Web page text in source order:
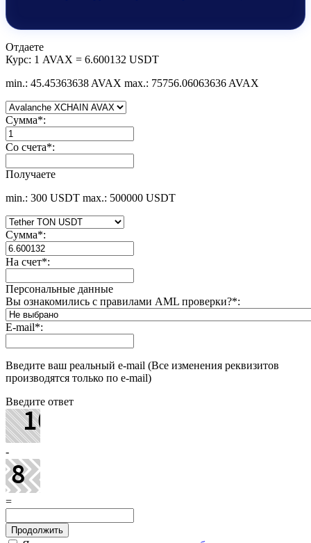
Отдаете
Курс: 1 AVAX = 6.600132 USDT
min.: 45.45363638 AVAX max.: 75756.06063636 AVAX
Сумма*:
Со счета*:
Получаете
min.: 300 USDT max.: 500000 USDT
Сумма*:
На счет*:
Персональные данные
Вы ознакомились с правилами AML проверки?*:
E-mail*:
Введите ваш реальный e-mail (Все изменения реквизитов
производятся только по e-mail)
Введите ответ
-
=